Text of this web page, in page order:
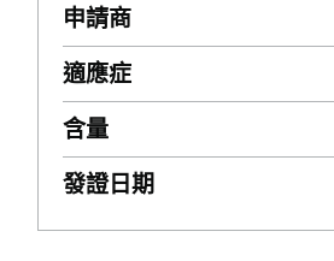
申請商
適應症
含量
發證日期